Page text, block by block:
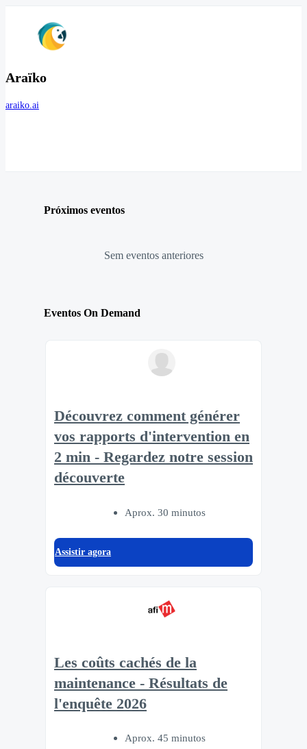
Araïko
araiko.ai
Próximos eventos
Sem eventos anteriores
Eventos On Demand
Découvrez comment générer
vos rapports d'intervention en
2 min - Regardez notre session
découverte
Aprox. 30 minutos
Assistir agora
Les coûts cachés de la
maintenance - Résultats de
l'enquête 2026
Aprox. 45 minutos